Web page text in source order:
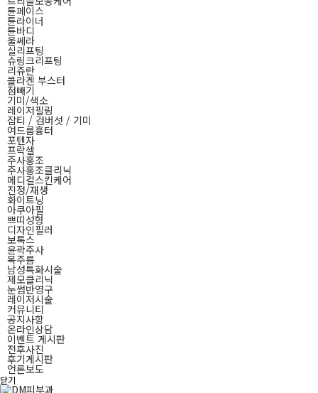
튠페이스
튠라이너
튠바디
울쎄라
실리프팅
슈링크리프팅
리쥬란
콜라겐 부스터
점빼기
기미/색소
레이저필링
잡티 / 검버섯 / 기미
여드름흉터
포텐자
프락셀
주사홍조
주사홍조클리닉
메디컬스킨케어
진정/재생
화이트닝
아쿠아필
쁘띠성형
디자인필러
보톡스
윤곽주사
목주름
남성특화시술
제모클리닉
눈썹반영구
레이저시술
커뮤니티
공지사항
온라인상담
이벤트 게시판
전후사진
후기게시판
언론보도
닫기